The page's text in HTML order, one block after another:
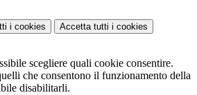
i cookies Accetta tutti i cookies
scegliere quali cookie consentire.
che consentono il funzionamento della
disabilitarli.